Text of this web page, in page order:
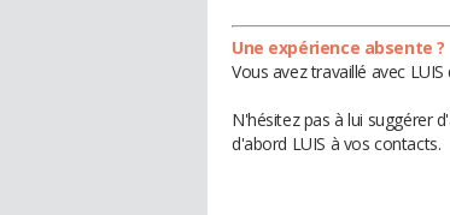
Une expérience absente ?
Vous avez travaillé avec
N'hésitez pas à lui suggérer
d'abord LUIS à vos contacts.